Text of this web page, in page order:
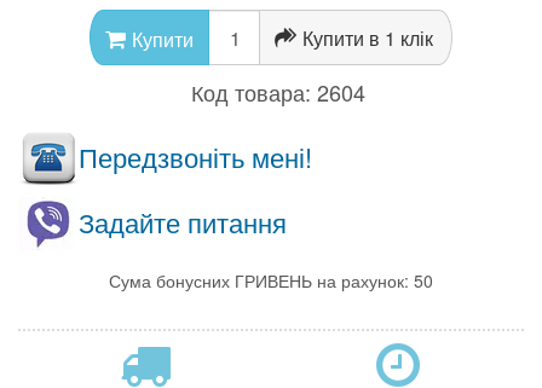
Купити Купити в 1 клік
Код товара: 2604
Передзвоніть мені!
Задайте питання
Сума бонусних ГРИВЕНЬ на рахунок: 50